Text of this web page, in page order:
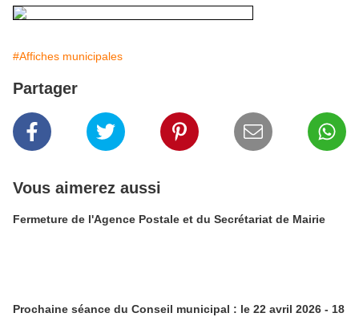
#Affiches municipales
Partager
Vous aimerez aussi
Fermeture de l'Agence Postale et du Secrétariat de Mairie
Prochaine séance du Conseil municipal : le 22 avril 2026 - 18